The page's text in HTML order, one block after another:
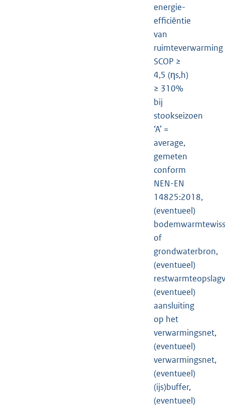
energie-
efficiëntie
van
ruimteverwarming
SCOP ≥
4,5 (ηs,h)
≥ 310%
bij
stookseizoen
‘A’ =
average,
gemeten
conform
NEN-EN
14825:2018,
(eventueel)
of
grondwaterbron,
(eventueel)
(eventueel)
aansluiting
op het
verwarmingsnet,
(eventueel)
verwarmingsnet,
(eventueel)
(ijs)buffer,
(eventueel)